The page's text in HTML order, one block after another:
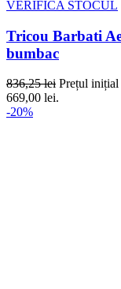
VERIFICA STOCUL
Tricou Barbati
bumbac
836,25lei Prețul inițial
669,00 lei.
-20%